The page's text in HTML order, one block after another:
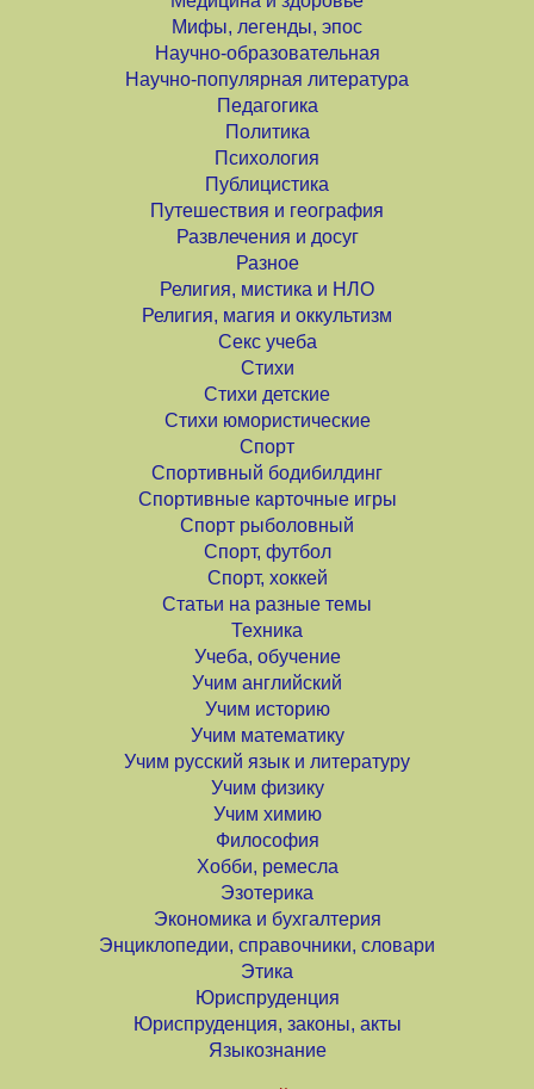
Мифы, легенды, эпос
Научно-образовательная
Научно-популярная литература
Педагогика
Политика
Психология
Публицистика
Путешествия и география
Развлечения и досуг
Разное
Религия, мистика и НЛО
Религия, магия и оккультизм
Секс учеба
Стихи
Стихи детские
Стихи юмористические
Спорт
Спортивный бодибилдинг
Спортивные карточные игры
Спорт рыболовный
Спорт, футбол
Спорт, хоккей
Статьи на разные темы
Техника
Учеба, обучение
Учим английский
Учим историю
Учим математику
Учим русский язык и литературу
Учим физику
Учим химию
Философия
Хобби, ремесла
Эзотерика
Экономика и бухгалтерия
Энциклопедии, справочники, словари
Этика
Юриспруденция
Юриспруденция, законы, акты
Языкознание